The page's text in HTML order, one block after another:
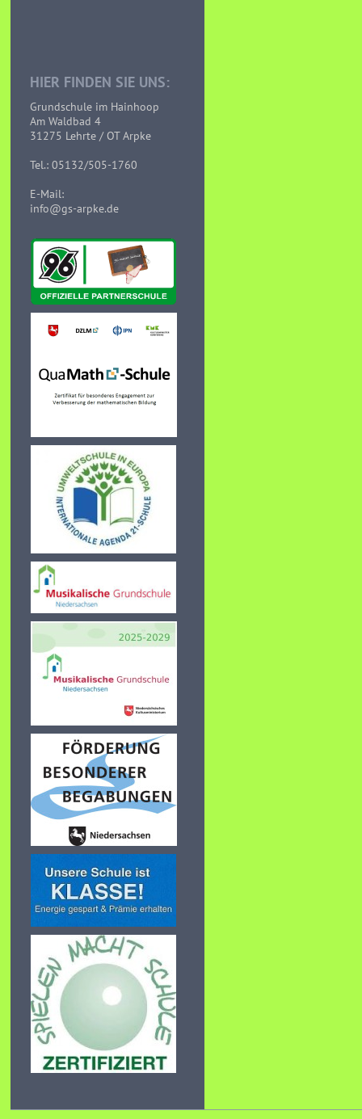
HIER FINDEN SIE UNS:
Grundschule im Hainhoop
Am Waldbad 4
31275 Lehrte / OT Arpke
Tel.: 05132/505-1760
E-Mail:
info@gs-arpke.de